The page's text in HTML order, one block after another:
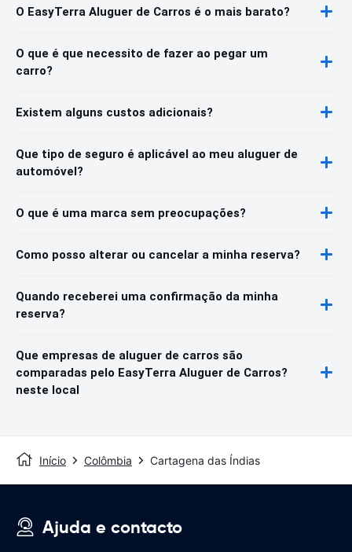
O EasyTerra Aluguer de Carros é o mais barato?
O que é que necessito de fazer ao pegar um
carro?
Existem alguns custos adicionais?
Que tipo de seguro é aplicável ao meu aluguer de
automóvel?
O que é uma marca sem preocupações?
Como posso alterar ou cancelar a minha reserva?
Quando receberei uma confirmação da minha
reserva?
Que empresas de aluguer de carros são
comparadas pelo EasyTerra Aluguer de Carros?
neste local
Início Colômbia Cartagena das Índias
Ajuda e contacto